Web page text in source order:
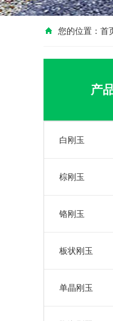
您的位置： 首
产
白刚玉
棕刚玉
铬刚玉
板状刚玉
单晶刚玉